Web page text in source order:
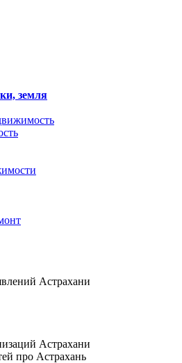
земля
Астрахани
Астрахани
про Астрахань